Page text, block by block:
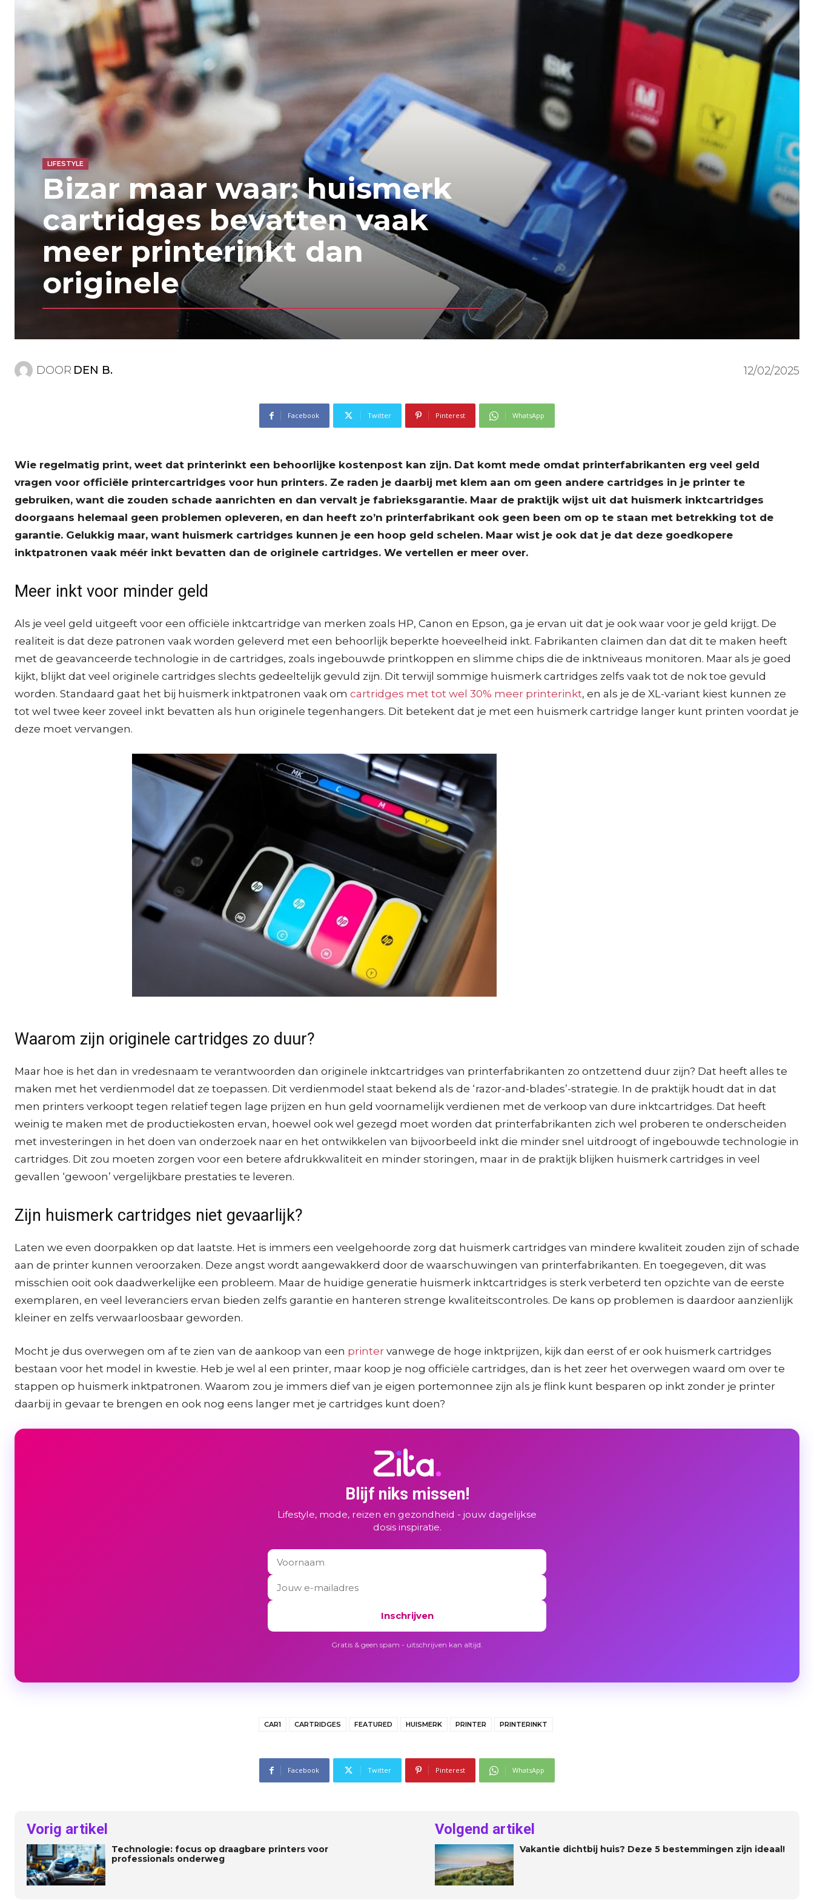
LIFESTYLE
Bizar maar waar: huismerk
cartridges bevatten vaak
meer printerinkt dan
originele
DOOR DEN B. 12/02/2025
Facebook Twitter Pinterest WhatsApp
Wie regelmatig print, weet dat printerinkt een behoorlijke kostenpost kan zijn. Dat komt mede omdat printerfabrikanten erg veel geld
vragen voor officiële printercartridges voor hun printers. Ze raden je daarbij met klem aan om geen andere cartridges in je printer te
gebruiken, want die zouden schade aanrichten en dan vervalt je fabrieksgarantie. Maar de praktijk wijst uit dat huismerk inktcartridges
doorgaans helemaal geen problemen opleveren, en dan heeft zo’n printerfabrikant ook geen been om op te staan met betrekking tot de
garantie. Gelukkig maar, want huismerk cartridges kunnen je een hoop geld schelen. Maar wist je ook dat je dat deze goedkopere
inktpatronen vaak méér inkt bevatten dan de originele cartridges. We vertellen er meer over.
Meer inkt voor minder geld
Als je veel geld uitgeeft voor een officiële inktcartridge van merken zoals HP, Canon en Epson, ga je ervan uit dat je ook waar voor je geld krijgt. De
realiteit is dat deze patronen vaak worden geleverd met een behoorlijk beperkte hoeveelheid inkt. Fabrikanten claimen dan dat dit te maken heeft
met de geavanceerde technologie in de cartridges, zoals ingebouwde printkoppen en slimme chips die de inktniveaus monitoren. Maar als je goed
kijkt, blijkt dat veel originele cartridges slechts gedeeltelijk gevuld zijn. Dit terwijl sommige huismerk cartridges zelfs vaak tot de nok toe gevuld
worden. Standaard gaat het bij huismerk inktpatronen vaak om cartridges met tot wel 30% meer printerinkt, en als je de XL-variant kiest kunnen ze
tot wel twee keer zoveel inkt bevatten als hun originele tegenhangers. Dit betekent dat je met een huismerk cartridge langer kunt printen voordat je
deze moet vervangen.
Waarom zijn originele cartridges zo duur?
Maar hoe is het dan in vredesnaam te verantwoorden dan originele inktcartridges van printerfabrikanten zo ontzettend duur zijn? Dat heeft alles te
maken met het verdienmodel dat ze toepassen. Dit verdienmodel staat bekend als de ‘razor-and-blades’-strategie. In de praktijk houdt dat in dat
men printers verkoopt tegen relatief tegen lage prijzen en hun geld voornamelijk verdienen met de verkoop van dure inktcartridges. Dat heeft
weinig te maken met de productiekosten ervan, hoewel ook wel gezegd moet worden dat printerfabrikanten zich wel proberen te onderscheiden
met investeringen in het doen van onderzoek naar en het ontwikkelen van bijvoorbeeld inkt die minder snel uitdroogt of ingebouwde technologie in
cartridges. Dit zou moeten zorgen voor een betere afdrukkwaliteit en minder storingen, maar in de praktijk blijken huismerk cartridges in veel
gevallen ‘gewoon’ vergelijkbare prestaties te leveren.
Zijn huismerk cartridges niet gevaarlijk?
Laten we even doorpakken op dat laatste. Het is immers een veelgehoorde zorg dat huismerk cartridges van mindere kwaliteit zouden zijn of schade
aan de printer kunnen veroorzaken. Deze angst wordt aangewakkerd door de waarschuwingen van printerfabrikanten. En toegegeven, dit was
misschien ooit ook daadwerkelijke een probleem. Maar de huidige generatie huismerk inktcartridges is sterk verbeterd ten opzichte van de eerste
exemplaren, en veel leveranciers ervan bieden zelfs garantie en hanteren strenge kwaliteitscontroles. De kans op problemen is daardoor aanzienlijk
kleiner en zelfs verwaarloosbaar geworden.
Mocht je dus overwegen om af te zien van de aankoop van een printer vanwege de hoge inktprijzen, kijk dan eerst of er ook huismerk cartridges
bestaan voor het model in kwestie. Heb je wel al een printer, maar koop je nog officiële cartridges, dan is het zeer het overwegen waard om over te
stappen op huismerk inktpatronen. Waarom zou je immers dief van je eigen portemonnee zijn als je flink kunt besparen op inkt zonder je printer
daarbij in gevaar te brengen en ook nog eens langer met je cartridges kunt doen?
Blijf niks missen!
Lifestyle, mode, reizen en gezondheid - jouw dagelijkse
dosis inspiratie.
Inschrijven
Gratis & geen spam - uitschrijven kan altijd.
CAR1 CARTRIDGES FEATURED HUISMERK PRINTER PRINTERINKT
Facebook Twitter Pinterest WhatsApp
Vorig artikel
Technologie: focus op draagbare printers voor
professionals onderweg
Volgend artikel
Vakantie dichtbij huis? Deze 5 bestemmingen zijn ideaal!